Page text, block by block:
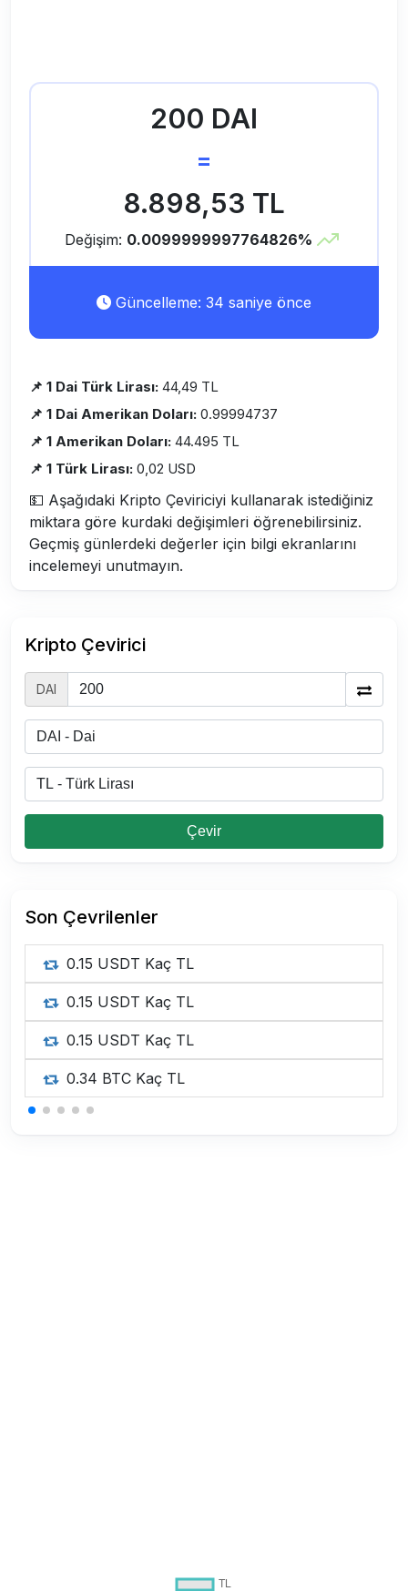
200 DAI
=
8.898,53 TL
Değişim: 0.0099999997764826%
Güncelleme: 34 saniye önce
📌 1 Dai Türk Lirası: 44,49 TL
📌 1 Dai Amerikan Doları: 0.99994737
📌 1 Amerikan Doları: 44.495 TL
📌 1 Türk Lirası: 0,02 USD
💵 Aşağıdaki Kripto Çeviriciyi kullanarak istediğiniz
miktara göre kurdaki değişimleri öğrenebilirsiniz.
Geçmiş günlerdeki değerler için bilgi ekranlarını
incelemeyi unutmayın.
Kripto Çevirici
DAI
Çevir
Son Çevrilenler
0.15 USDT Kaç TL
0.15 USDT Kaç TL
0.15 USDT Kaç TL
0.34 BTC Kaç TL